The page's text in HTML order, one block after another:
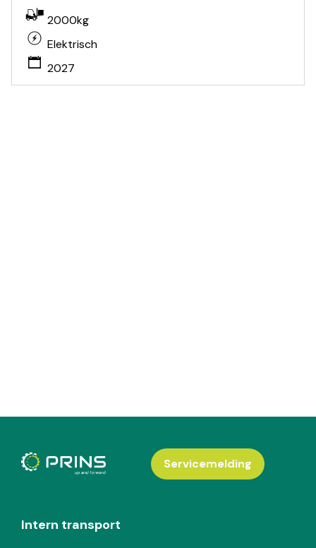
2000kg
Elektrisch
2027
Intern transport
Servicemelding